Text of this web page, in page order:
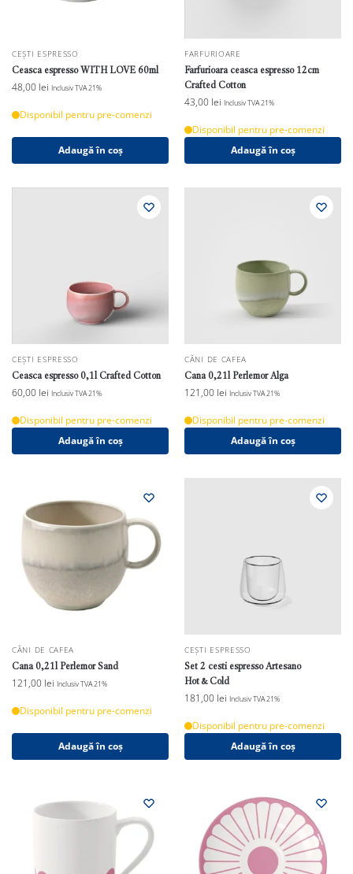
CEȘTI ESPRESSO
Ceasca espresso WITH LOVE 60ml
48,00 lei Inclusiv TVA 21%
Disponibil pentru pre-comenzi
Adaugă în coș
FARFURIOARE
Farfurioara ceasca espresso 12cm
Crafted Cotton
43,00 lei Inclusiv TVA 21%
Disponibil pentru pre-comenzi
Adaugă în coș
CEȘTI ESPRESSO
Ceasca espresso 0,1l Crafted Cotton
60,00 lei Inclusiv TVA 21%
Disponibil pentru pre-comenzi
Adaugă în coș
CĂNI DE CAFEA
Cana 0,21l Perlemor Alga
121,00 lei Inclusiv TVA 21%
Disponibil pentru pre-comenzi
Adaugă în coș
CĂNI DE CAFEA
Cana 0,21l Perlemor Sand
121,00 lei Inclusiv TVA 21%
Disponibil pentru pre-comenzi
Adaugă în coș
CEȘTI ESPRESSO
Set 2 cesti espresso Artesano
Hot&Cold
181,00 lei Inclusiv TVA 21%
Disponibil pentru pre-comenzi
Adaugă în coș